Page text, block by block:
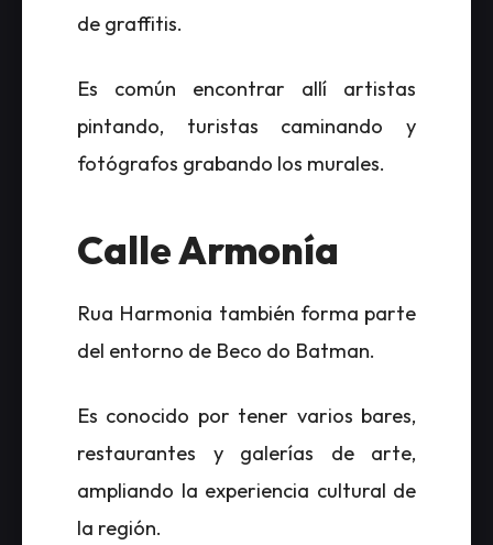
de graffitis.
Es común encontrar allí artistas
pintando, turistas caminando y
fotógrafos grabando los murales.
Calle Armonía
Rua Harmonia también forma parte
del entorno de Beco do Batman.
Es conocido por tener varios bares,
restaurantes y galerías de arte,
ampliando la experiencia cultural de
la región.